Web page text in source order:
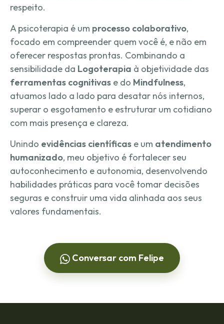
respeito.
A psicoterapia é um processo colaborativo,
focado em compreender quem você é, e não em
oferecer respostas prontas. Combinando a
sensibilidade da Logoterapia à objetividade das
ferramentas cognitivas e do Mindfulness,
atuamos lado a lado para desatar nós internos,
superar o esgotamento e estruturar um cotidiano
com mais presença e clareza.
Unindo evidências científicas e um atendimento
humanizado, meu objetivo é fortalecer seu
autoconhecimento e autonomia, desenvolvendo
habilidades práticas para você tomar decisões
seguras e construir uma vida alinhada aos seus
valores fundamentais.
Conversar com Felipe